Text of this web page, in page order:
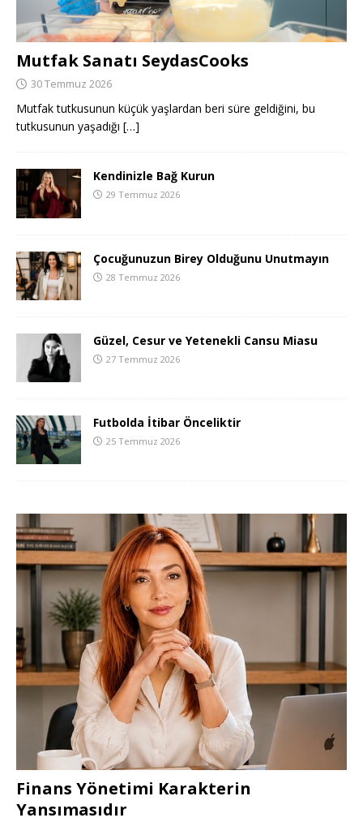
Mutfak Sanatı SeydasCooks
30 Temmuz 2026
Mutfak tutkusunun küçük yaşlardan beri süre geldiğini, bu
tutkusunun yaşadığı […]
Kendinizle Bağ Kurun
29 Temmuz 2026
Çocuğunuzun Birey Olduğunu Unutmayın
28 Temmuz 2026
Güzel, Cesur ve Yetenekli Cansu Miasu
27 Temmuz 2026
Futbolda İtibar Önceliktir
25 Temmuz 2026
Finans Yönetimi Karakterin
Yansımasıdır